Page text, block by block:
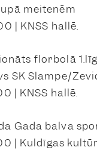
meitenēm
| KNSS hallē.
florbolā
SK Slampe/
| KNSS hallē.
Gada balva
| Kuldīgas